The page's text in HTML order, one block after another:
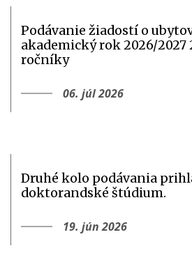
Podávanie žiadostí o
akademický rok 2026/2027
ročníky
06. júl 2026
Druhé kolo podávania
doktorandské štúdium.
19. jún 2026